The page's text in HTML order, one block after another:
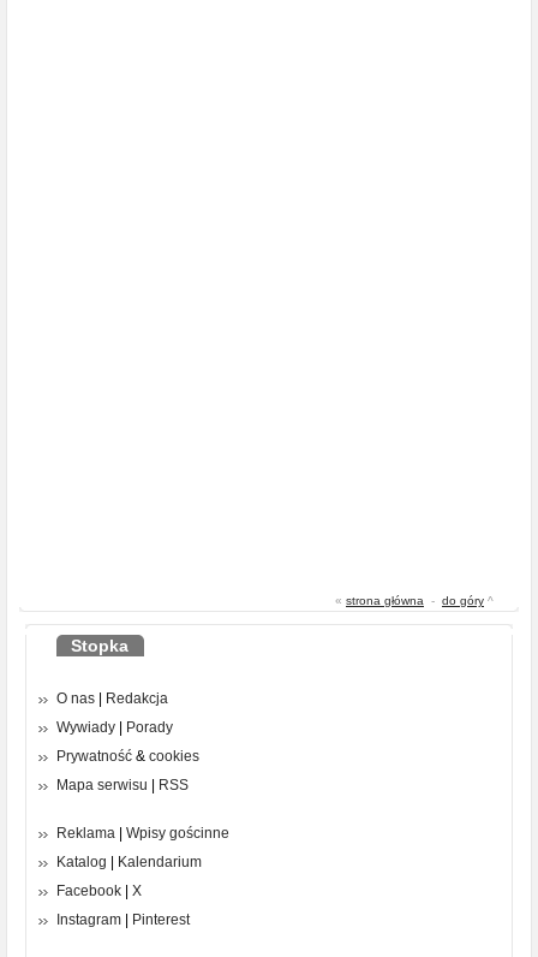
« strona główna - do góry ^
Stopka
O nas
Redakcja
Wywiady
Porady
Prywatność & cookies
Mapa serwisu
RSS
Reklama
Wpisy gościnne
Katalog
Kalendarium
Facebook
X
Instagram
Pinterest